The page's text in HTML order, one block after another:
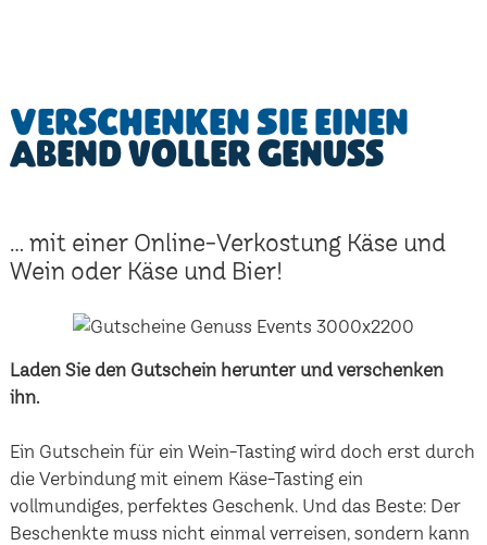
Verschenken Sie einen
Abend voller Genuss
... mit einer Online-Verkostung Käse und
Wein oder Käse und Bier!
Laden Sie den Gutschein herunter und verschenken
ihn.
Ein Gutschein für ein Wein-Tasting wird doch erst durch
die Verbindung mit einem Käse-Tasting ein
vollmundiges, perfektes Geschenk. Und das Beste: Der
Beschenkte muss nicht einmal verreisen, sondern kann